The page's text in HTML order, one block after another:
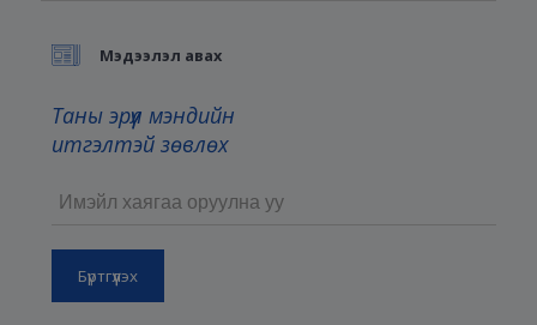
Мэдээлэл авах
Таны эрүүл мэндийн
итгэлтэй зөвлөх